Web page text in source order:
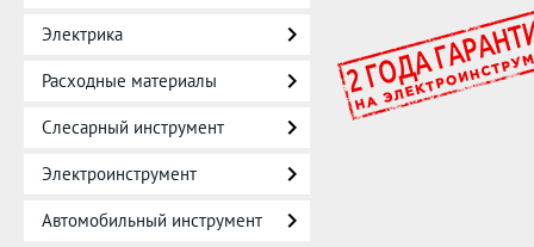
Электрика
Расходные материалы
Слесарный инструмент
Электроинструмент
Автомобильный инструмент